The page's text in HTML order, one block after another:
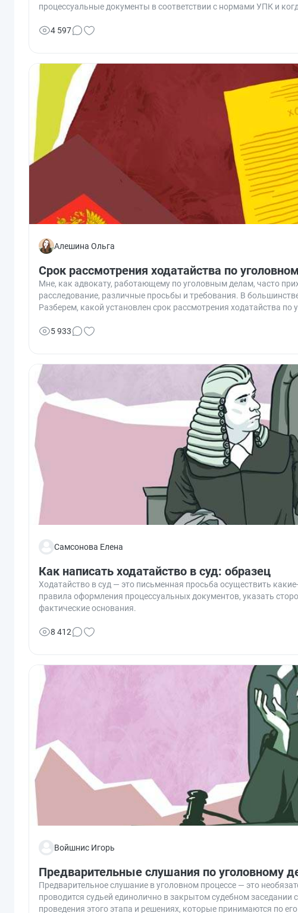
процессуальные документы в соответствии с нормами УПК и
4 597
Алешина Ольга
Срок рассмотрения ходатайства по
Мне, как адвокату, работающему по уголовным делам, часто
расследование, различные просьбы и требования. В
Разберем, какой установлен срок рассмотрения ходатайства по
5 933
Самсонова Елена
Как написать ходатайство в суд: образец
Ходатайство в суд — это письменная просьба осуществить
правила оформления процессуальных документов, указать
фактические основания.
8 412
Войшнис Игорь
Предварительные слушания по уголовному
Предварительное слушание в уголовном процессе — это
проводится судьей единолично в закрытом судебном
проведения этого этапа и решениях, которые принимаются по